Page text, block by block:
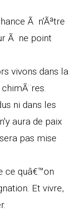
Ã n'Ãªtre
Ã ne point
vivons dans la
ni dans les
aura de paix
pas mise
ce quâ€™on
Et vivre,